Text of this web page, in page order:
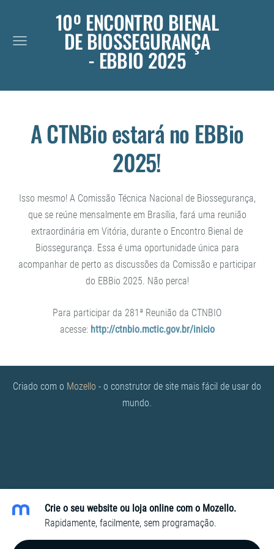
10º ENCONTRO BIENAL
DE BIOSSEGURANÇA
- EBBIO 2025
A CTNBio estará no EBBio
2025!
Isso mesmo! A Comissão Técnica Nacional de Biossegurança,
que se reúne mensalmente em Brasília, fará uma reunião
extraordinária em Vitória, durante o Encontro Bienal de
Biossegurança. Essa é uma oportunidade única para
acompanhar de perto as discussões da Comissão e participar
do EBBio 2025. Não perca!
Para participar da 281ª Reunião da CTNBIO
acesse: http://ctnbio.mctic.gov.br/inicio
Criado com o Mozello - o construtor de site mais fácil de usar do
mundo.
Crie o seu website ou loja online com o Mozello.
Rapidamente, facilmente, sem programação.